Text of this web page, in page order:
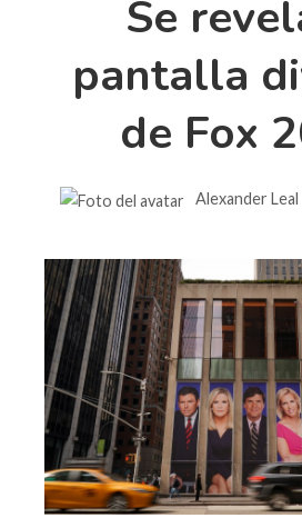
Se
pantalla
de Fox
Alexander Leal